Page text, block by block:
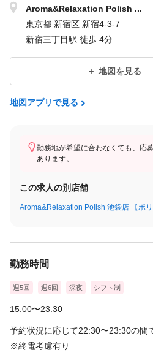
営業トークやノルマ一切なし！
頑張りに応じたインセンティブ毎月
有給休暇消化率100%！
Aroma&Relaxation Polish ...
東京都 新宿区 新宿4-3-7
新宿三丁目駅 徒歩 4分
地図を見る
地図アプリで見る
勤務地が希望に合わなくても、応
あります。
この求人の別店舗
勤務時間
週5回 週6回 深夜 シフト制
15:00〜23:30
予約状況に応じて22:30〜23:30の間
※終電考慮有り